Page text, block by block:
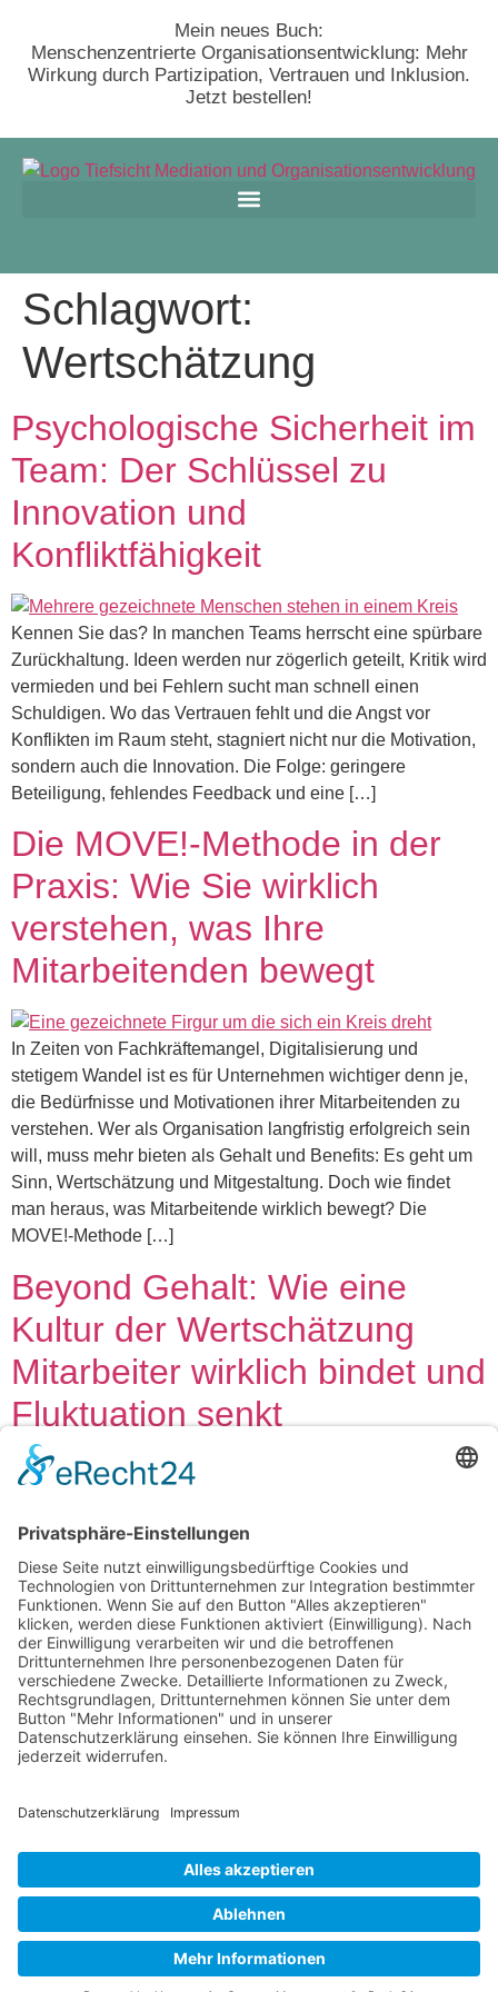
Mein neues Buch:
Menschenzentrierte Organisationsentwicklung: Mehr
Wirkung durch Partizipation, Vertrauen und Inklusion.
Jetzt bestellen!
Schlagwort:
Wertschätzung
Psychologische Sicherheit im
Team: Der Schlüssel zu
Innovation und
Konfliktfähigkeit
Kennen Sie das? In manchen Teams herrscht eine spürbare
Zurückhaltung. Ideen werden nur zögerlich geteilt, Kritik wird
vermieden und bei Fehlern sucht man schnell einen
Schuldigen. Wo das Vertrauen fehlt und die Angst vor
Konflikten im Raum steht, stagniert nicht nur die Motivation,
sondern auch die Innovation. Die Folge: geringere
Beteiligung, fehlendes Feedback und eine […]
Die MOVE!-Methode in der
Praxis: Wie Sie wirklich
verstehen, was Ihre
Mitarbeitenden bewegt
In Zeiten von Fachkräftemangel, Digitalisierung und
stetigem Wandel ist es für Unternehmen wichtiger denn je,
die Bedürfnisse und Motivationen ihrer Mitarbeitenden zu
verstehen. Wer als Organisation langfristig erfolgreich sein
will, muss mehr bieten als Gehalt und Benefits: Es geht um
Sinn, Wertschätzung und Mitgestaltung. Doch wie findet
man heraus, was Mitarbeitende wirklich bewegt? Die
MOVE!-Methode […]
Beyond Gehalt: Wie eine
Kultur der Wertschätzung
Mitarbeiter wirklich bindet und
Fluktuation senkt
immensen Herausforderung, ihre talentierten Mitarbeiter zu
halten. Hohe Fluktuationsraten sind dabei nicht nur ein
Kostentreiber – sie zehren an den Ressourcen,
beeinträchtigen die Produktivität und schaden dem
Employer Branding. Oft liegt der Fokus bei der
Mitarbeiterbindung auf monetären Anreizen: […]
Jens Eggert im Kampe
kontakt@tiefsicht.de
+49 6257 9995 961
Impressum
Datenschutz